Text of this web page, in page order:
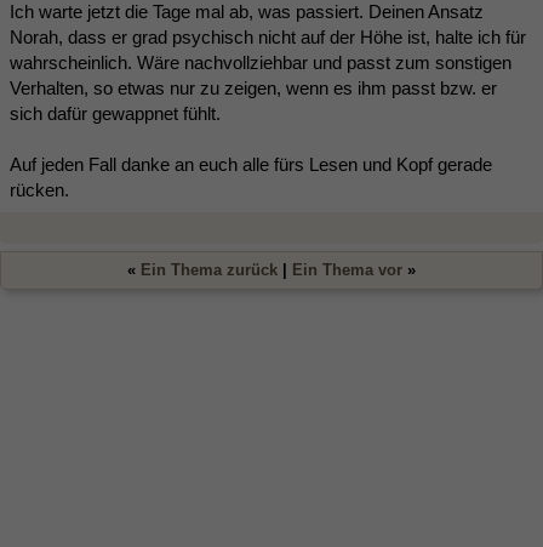
Ich warte jetzt die Tage mal ab, was passiert. Deinen Ansatz
Norah, dass er grad psychisch nicht auf der Höhe ist, halte ich für
wahrscheinlich. Wäre nachvollziehbar und passt zum sonstigen
Verhalten, so etwas nur zu zeigen, wenn es ihm passt bzw. er
sich dafür gewappnet fühlt.
Auf jeden Fall danke an euch alle fürs Lesen und Kopf gerade
rücken.
« Ein Thema zurück Ein Thema vor »